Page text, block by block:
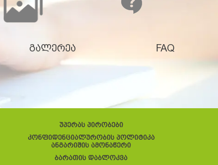
გალერეა FAQ
უპერას პირობები
კონფიდენციალურობის პოლიტიკა
ანგარიშის ამონაწერი
ბარათის დაბლოკვა